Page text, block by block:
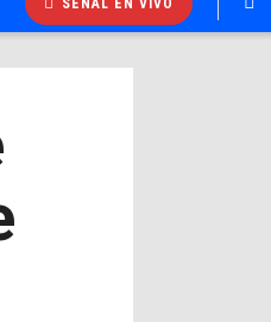
SEÑAL EN VIVO